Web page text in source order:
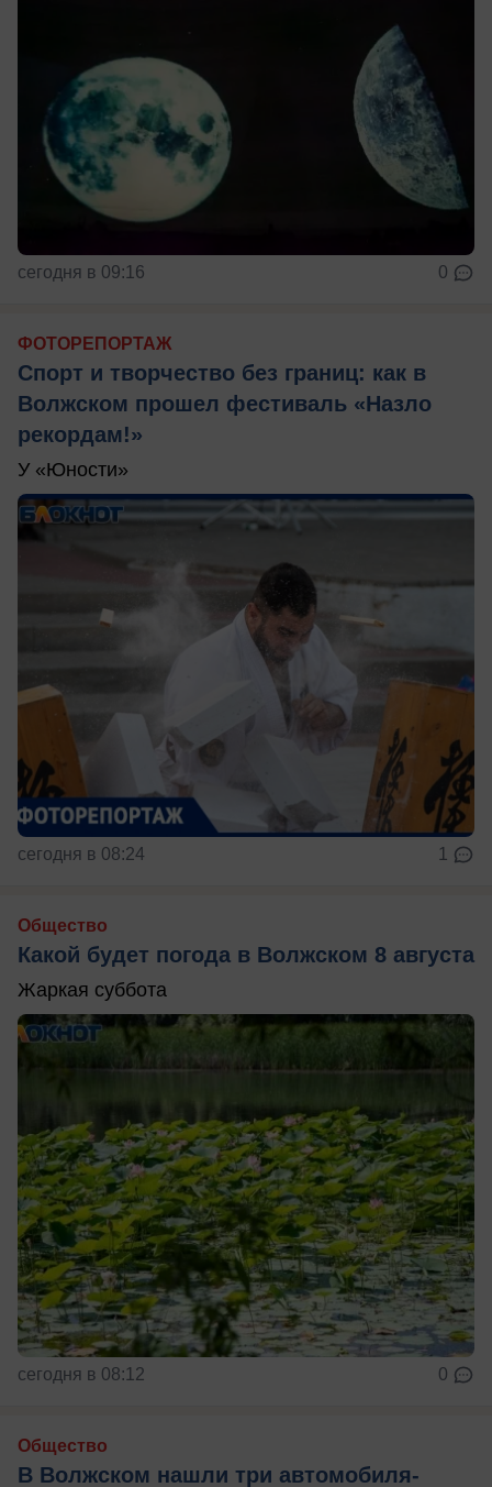
сегодня в 09:16 0
ФОТОРЕПОРТАЖ
Спорт и творчество без границ: как в
Волжском прошел фестиваль «Назло
рекордам!»
У «Юности»
сегодня в 08:24 1
Общество
Какой будет погода в Волжском 8 августа
Жаркая суббота
сегодня в 08:12 0
Общество
В Волжском нашли три автомобиля-